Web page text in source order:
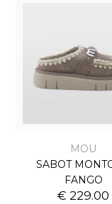
MOU
SABOT
FANGO
€ 229.00